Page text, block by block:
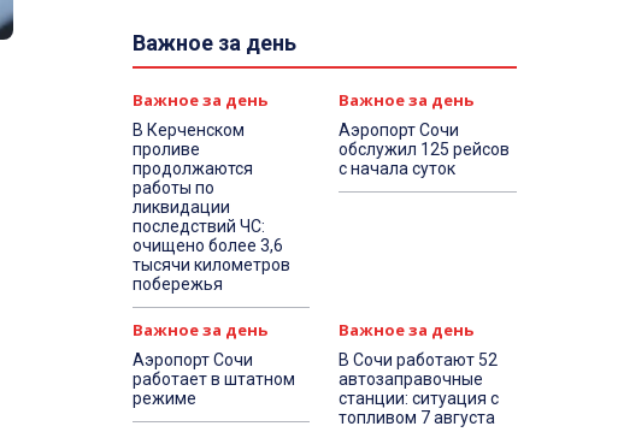
Важное за день
Важное за день
В Керченском
проливе
продолжаются
работы по
ликвидации
последствий ЧС:
очищено более 3,6
тысячи километров
побережья
Важное за день
Аэропорт Сочи
обслужил 125 рейсов
с начала суток
Важное за день
Аэропорт Сочи
работает в штатном
режиме
Важное за день
В Сочи работают 52
автозаправочные
станции: ситуация с
топливом 7 августа